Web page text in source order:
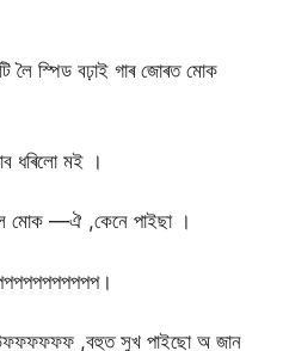
লৈ স্পিড বঢ়াই গাৰ জোৰত মোক
ধৰিলো মই ।
মোক —ঐ ,কেনে পাইছা ।
,বহুত সুখ পাইছো অ জান